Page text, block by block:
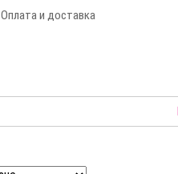
Оплата и доставка